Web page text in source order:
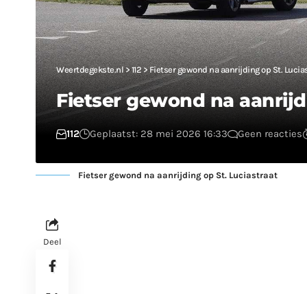
Weertdegekste.nl>112>Fietser gewond na aanrijding op St.
Fietser gewond na
112 Geplaatst: 28 mei 2026 16:33 Geen reacties
Fietser gewond na aanrijding op St. Luciastraat
Deel